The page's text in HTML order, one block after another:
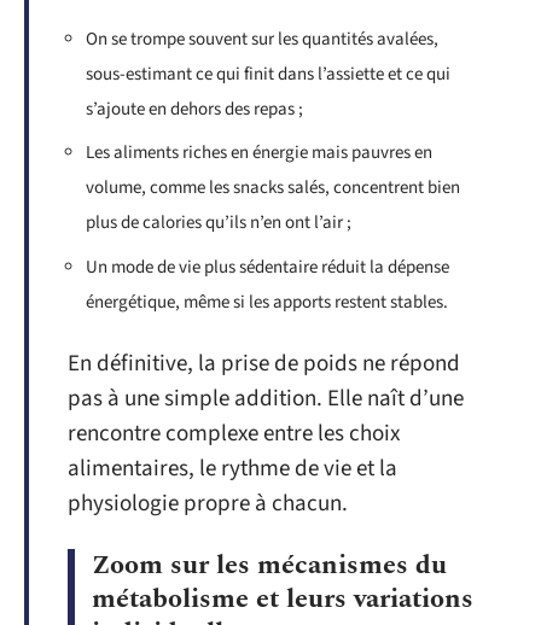
On se trompe souvent sur les quantités avalées,
sous-estimant ce qui finit dans l’assiette et ce qui
s’ajoute en dehors des repas ;
Les aliments riches en énergie mais pauvres en
volume, comme les snacks salés, concentrent bien
plus de calories qu’ils n’en ont l’air ;
Un mode de vie plus sédentaire réduit la dépense
énergétique, même si les apports restent stables.
En définitive, la prise de poids ne répond
pas à une simple addition. Elle naît d’une
rencontre complexe entre les choix
alimentaires, le rythme de vie et la
physiologie propre à chacun.
Zoom sur les mécanismes du
métabolisme et leurs variations